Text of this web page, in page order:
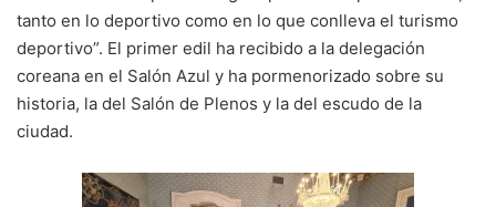
tanto en lo deportivo como en lo que conlleva el turismo
deportivo”. El primer edil ha recibido a la delegación
coreana en el Salón Azul y ha pormenorizado sobre su
historia, la del Salón de Plenos y la del escudo de la
ciudad.